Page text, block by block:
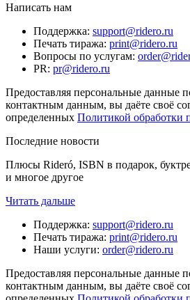
Написать нам
Поддержка: support@ridero.ru
Печать тиража: print@ridero.ru
Вопросы по услугам:
PR: pr@ridero.ru
Предоставляя персональные данные
контактным данным, вы даёте своё
определенных Политикой обработки
Последние новости
Плюсы Rideró, ISBN в подарок,
и многое другое
Читать дальше
Поддержка: support@ridero.ru
Печать тиража: print@ridero.ru
Наши услуги: order@ridero.ru
Предоставляя персональные данные
контактным данным, вы даёте своё